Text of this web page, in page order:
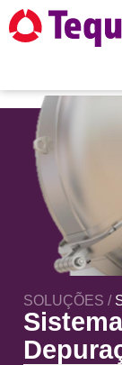
SOLUÇÕES /